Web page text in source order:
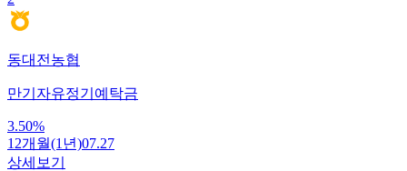
동대전농협
만기자유정기예탁금
3.50%
12개월(1년)07.27
상세보기